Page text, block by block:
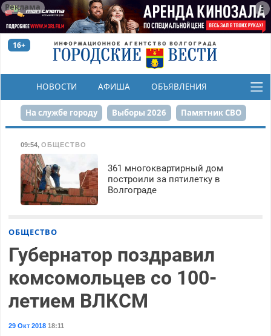
Реклама
16+
НОВОСТИ АФИША ОБЪЯВЛЕНИЯ
КОНКУРСЫ
На службе городу Выборы 2026 Памятник СВО
Набережная День Победы Реконструкция ЦПКиО
80-летие Победы Парк Героев-летчиков
09:54, ОБЩЕСТВО
361 многоквартирный дом
построили за пятилетку в
Волгограде
ОБЩЕСТВО
Губернатор поздравил
комсомольцев со 100-
летием ВЛКСМ
29 Окт 201818:11